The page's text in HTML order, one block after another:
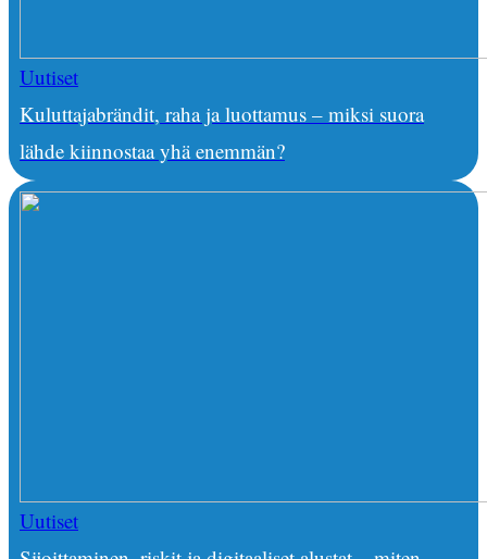
Uutiset
Kuluttajabrändit, raha ja luottamus – miksi suora
lähde kiinnostaa yhä enemmän?
Uutiset